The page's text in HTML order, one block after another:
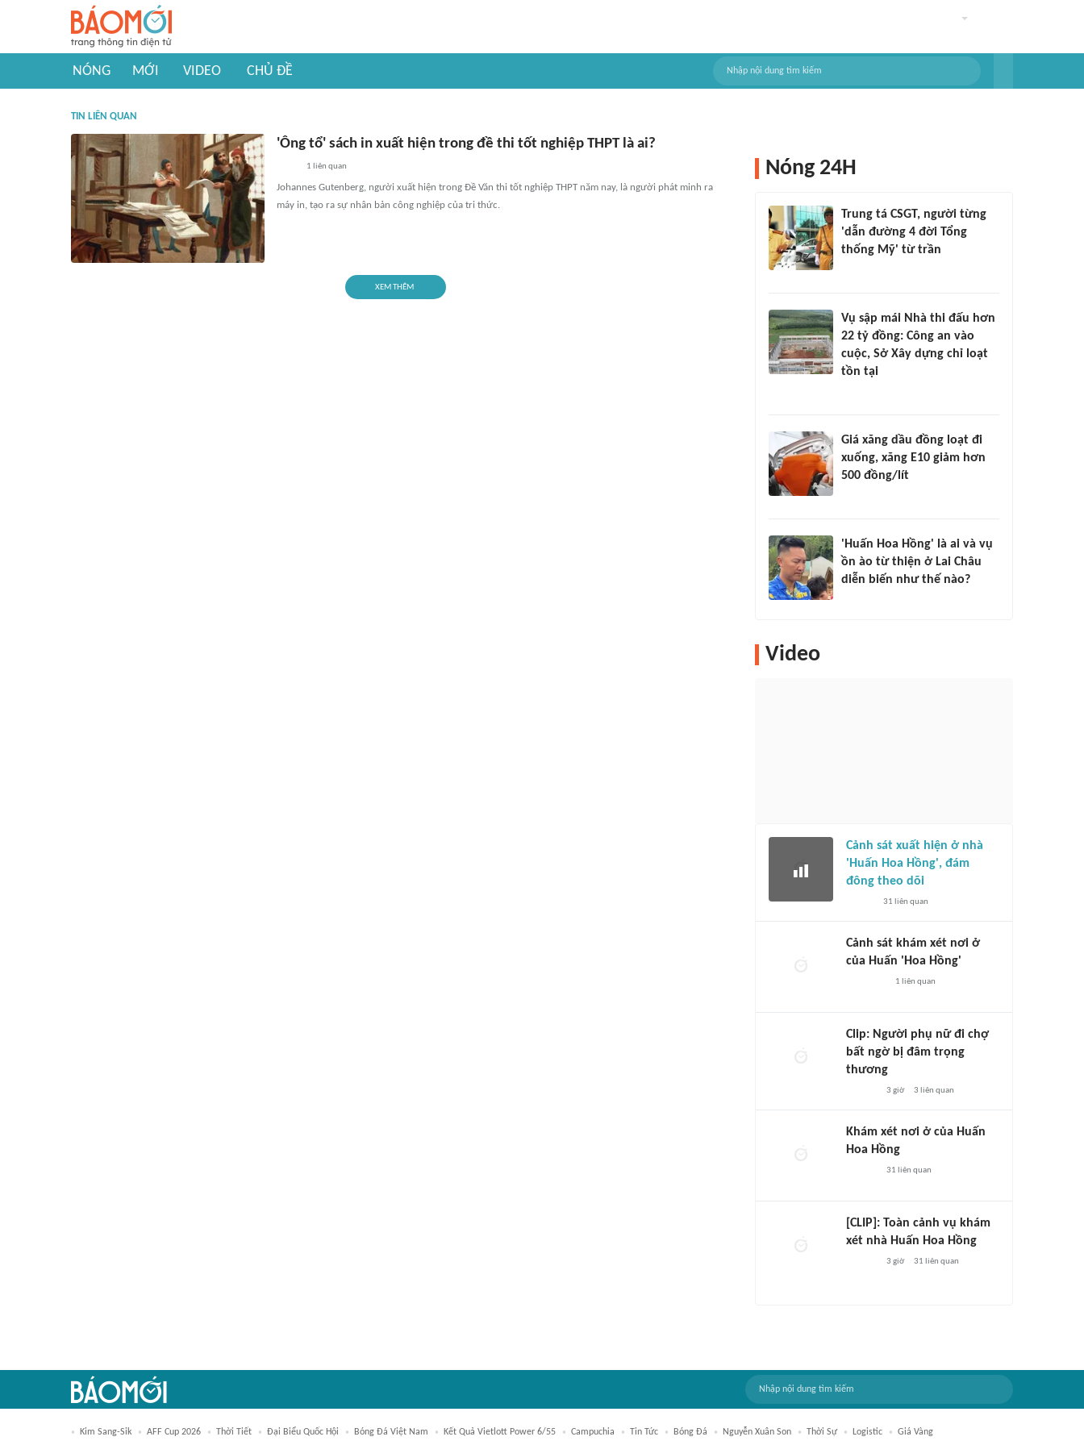
NÓNG MỚI VIDEO CHỦ ĐỀ
TIN LIÊN QUAN
'Ông tổ' sách in xuất hiện trong đề thi tốt nghiệp THPT là ai?
1 liên quan
Johannes Gutenberg, người xuất hiện trong Đề Văn thi tốt nghiệp THPT năm nay, là người phát minh ra
máy in, tạo ra sự nhân bản công nghiệp của tri thức.
XEM THÊM
Nóng 24H
Trung tá CSGT, người từng
'dẫn đường 4 đời Tổng
thống Mỹ' từ trần
Vụ sập mái Nhà thi đấu hơn
22 tỷ đồng: Công an vào
cuộc, Sở Xây dựng chỉ loạt
tồn tại
Giá xăng dầu đồng loạt đi
xuống, xăng E10 giảm hơn
500 đồng/lít
'Huấn Hoa Hồng' là ai và vụ
ồn ào từ thiện ở Lai Châu
diễn biến như thế nào?
Video
Cảnh sát xuất hiện ở nhà
'Huấn Hoa Hồng', đám
đông theo dõi
31 liên quan
Cảnh sát khám xét nơi ở
của Huấn 'Hoa Hồng'
1 liên quan
Clip: Người phụ nữ đi chợ
bất ngờ bị đâm trọng
thương
3 giờ 3 liên quan
Khám xét nơi ở của Huấn
Hoa Hồng
31 liên quan
[CLIP]: Toàn cảnh vụ khám
xét nhà Huấn Hoa Hồng
3 giờ 31 liên quan
Kim Sang-Sik AFF Cup 2026 Thời Tiết Đại Biểu Quốc Hội Bóng Đá Việt Nam Kết Quả Vietlott Power 6/55 Campuchia Tin Tức Bóng Đá Nguyễn Xuân Son Thời Sự Logistic Giá Vàng